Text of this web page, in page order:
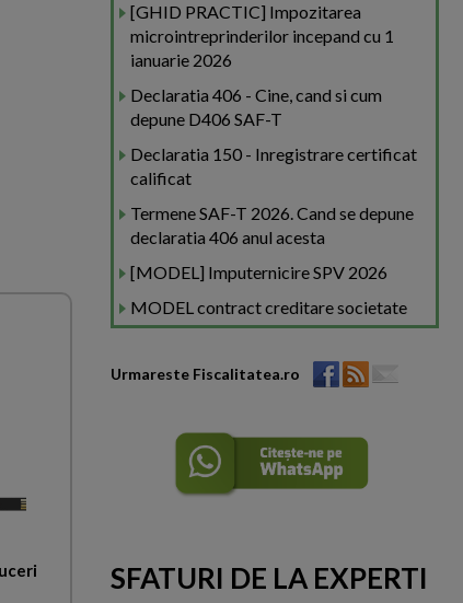
[GHID PRACTIC] Impozitarea
microintreprinderilor incepand cu 1
ianuarie 2026
Declaratia 406 - Cine, cand si cum
depune D406 SAF-T
Declaratia 150 - Inregistrare certificat
calificat
Termene SAF-T 2026. Cand se depune
declaratia 406 anul acesta
[MODEL] Imputernicire SPV 2026
MODEL contract creditare societate
Urmareste Fiscalitatea.ro
SFATURI DE LA EXPERTI